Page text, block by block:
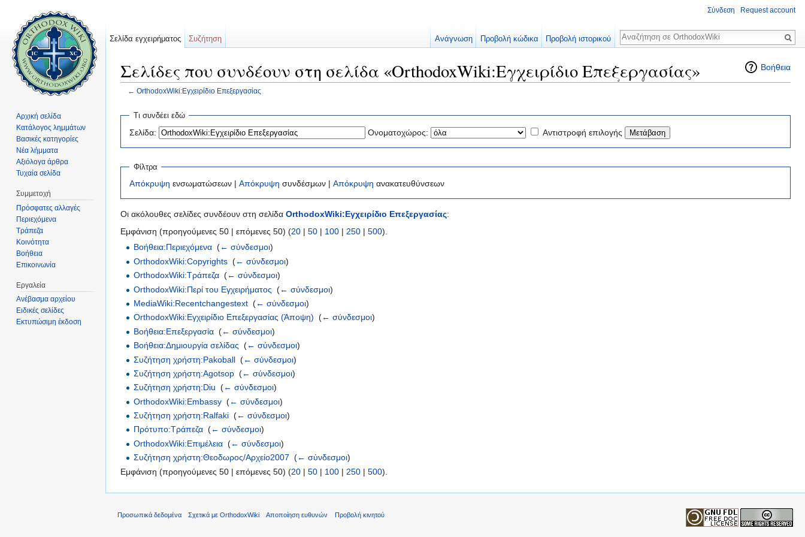
Βοήθεια
Σελίδες που συνδέουν στη σελίδα «OrthodoxWiki:Εγχειρίδιο Επεξεργασίας»
← OrthodoxWiki:Εγχειρίδιο Επεξεργασίας
Τι συνδέει εδώ
Σελίδα: Ονοματοχώρος: Αντιστροφή επιλογής
Φίλτρα
Απόκρυψη ενσωματώσεων | Απόκρυψη συνδέσμων | Απόκρυψη ανακατευθύνσεων
Οι ακόλουθες σελίδες συνδέουν στη σελίδα OrthodoxWiki:Εγχειρίδιο Επεξεργασίας:
Εμφάνιση (προηγούμενες 50 | επόμενες 50) (20 | 50 | 100 | 250 | 500).
Βοήθεια:Περιεχόμενα ‎(← σύνδεσμοι)
OrthodoxWiki:Copyrights ‎(← σύνδεσμοι)
OrthodoxWiki:Τράπεζα ‎(← σύνδεσμοι)
OrthodoxWiki:Περί του Εγχειρήματος ‎(← σύνδεσμοι)
MediaWiki:Recentchangestext ‎(← σύνδεσμοι)
OrthodoxWiki:Εγχειρίδιο Επεξεργασίας (Άποψη) ‎(← σύνδεσμοι)
Βοήθεια:Επεξεργασία ‎(← σύνδεσμοι)
Βοήθεια:Δημιουργία σελίδας ‎(← σύνδεσμοι)
Συζήτηση χρήστη:Pakoball ‎(← σύνδεσμοι)
Συζήτηση χρήστη:Agotsop ‎(← σύνδεσμοι)
Συζήτηση χρήστη:Diu ‎(← σύνδεσμοι)
OrthodoxWiki:Embassy ‎(← σύνδεσμοι)
Συζήτηση χρήστη:Ralfaki ‎(← σύνδεσμοι)
Πρότυπο:Τράπεζα ‎(← σύνδεσμοι)
OrthodoxWiki:Επιμέλεια ‎(← σύνδεσμοι)
Συζήτηση χρήστη:Θεοδωρος/Αρχείο2007 ‎(← σύνδεσμοι)
Εμφάνιση (προηγούμενες 50 | επόμενες 50) (20 | 50 | 100 | 250 | 500).
Σύνδεση Request account
Σελίδα εγχειρήματος Συζήτηση Ανάγνωση Προβολή κώδικα Προβολή ιστορικού
Αναζήτηση
Αρχική σελίδα
Κατάλογος λημμάτων
Βασικές κατηγορίες
Νέα λήμματα
Αξιόλογα άρθρα
Τυχαία σελίδα
Συμμετοχή
Πρόσφατες αλλαγές
Περιεχόμενα
Τράπεζα
Κοινότητα
Βοήθεια
Επικοινωνία
Εργαλεία
Ανέβασμα αρχείου
Ειδικές σελίδες
Εκτυπώσιμη έκδοση
Προσωπικά δεδομένα Σχετικά με OrthodoxWiki Αποποίηση ευθυνών Προβολή κινητού